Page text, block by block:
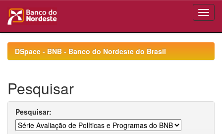
navigationDSpace - BNB - Banco do Nordeste do Brasil
Pesquisar
Pesquisar: